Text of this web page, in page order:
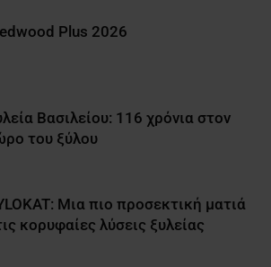
Plus 2026
Βασιλείου: 116 χρόνια στον
του ξύλου
Μια πιο προσεκτική ματιά
κορυφαίες λύσεις ξυλείας